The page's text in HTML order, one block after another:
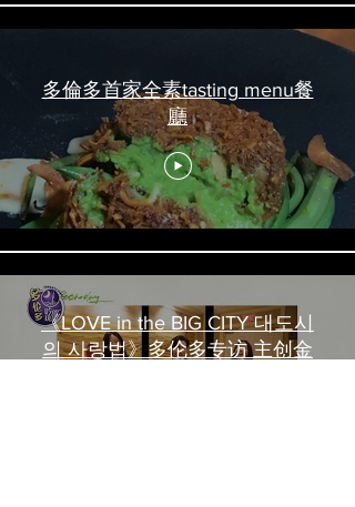
多倫多首家全素tasting menu餐
廳
《LOVE in the BIG CITY 대도시
의 사랑법》多伦多专访 主创金